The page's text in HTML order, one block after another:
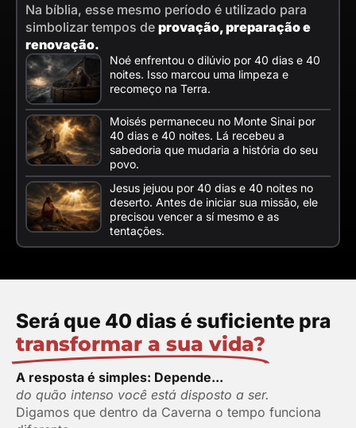
Na bíblia, esse mesmo período é utilizado para
simbolizar tempos de provação, preparação e
renovação.
Noé enfrentou o dilúvio por 40 dias e 40
noites. Isso marcou uma limpeza e
recomeço na Terra.
Moisés permaneceu no Monte Sinai por
40 dias e 40 noites. Lá recebeu a
sabedoria que mudaria a história do seu
povo.
Jesus jejuou por 40 dias e 40 noites no
deserto. Antes de iniciar sua missão, ele
precisou vencer a sí mesmo e as
tentações.
Será que 40 dias é suficiente pra
transformar a sua vida?
A resposta é simples: Depende...
do quão intenso você está disposto a ser.
Digamos que dentro da Caverna o tempo funciona